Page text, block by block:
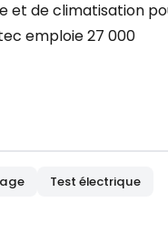
et de climatisation
emploie 27 000
Test électrique